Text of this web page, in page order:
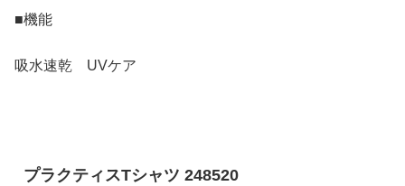
■機能
吸水速乾 UVケア
プラクティスTシャツ 248520